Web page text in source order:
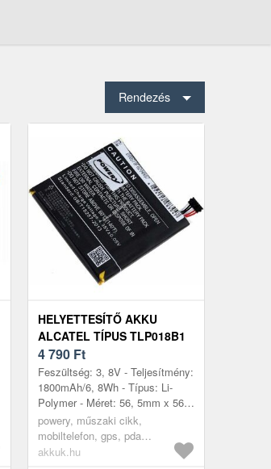
Rendezés
HELYETTESÍTŐ AKKU
ALCATEL TÍPUS TLP018B1
4 790 Ft
Feszültség: 3, 8V - Teljesítmény:
1800mAh/6, 8Wh - Típus: Li-
Polymer - Méret: 56, 5mm x 56,
6mm x 4, 2mm - kompatibilis
modellek: ALCATEL One
Touch...
powery, műszaki cikk,
mobiltelefon, gps, pda
akkumulátor, töltő
akkuk.hu